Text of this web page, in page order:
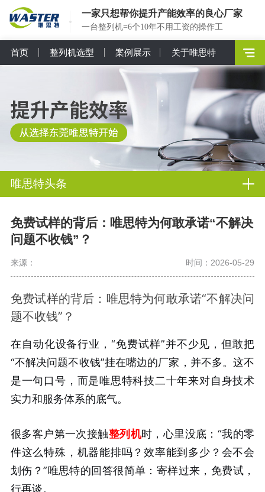
一家只想帮你提升产能效率的良心厂家
一台整列机=6个10年不用工资的操作工
首页 整列机选型 案例展示 关于唯思特
唯思特头条
免费试样的背后：唯思特为何敢承诺“不解决
问题不收钱”？
来源： 时间：2026-05-29
免费试样的背后：唯思特为何敢承诺“不解决问
题不收钱”？
在自动化设备行业，“免费试样”并不少见，但敢把
“不解决问题不收钱”挂在嘴边的厂家，并不多。这不
是一句口号，而是唯思特科技二十年来对自身技术
实力和服务体系的底气。
很多客户第一次接触整列机时，心里没底：“我的零
件这么特殊，机器能排吗？效率能到多少？会不会
划伤？”唯思特的回答很简单：寄样过来，免费试，
行再谈。